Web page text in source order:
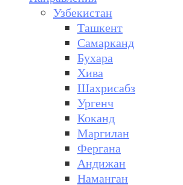
Узбекистан
Ташкент
Самарканд
Бухара
Хива
Шахрисабз
Ургенч
Коканд
Маргилан
Фергана
Андижан
Наманган